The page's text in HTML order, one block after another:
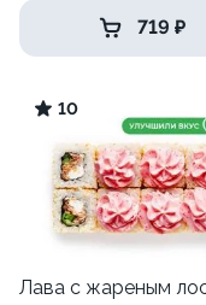
719 ₽
10
Лава с жареным